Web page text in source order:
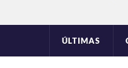
ÚLTIMAS